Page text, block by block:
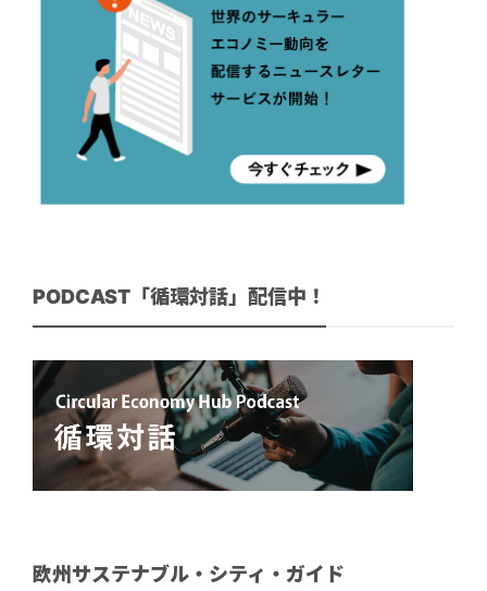
PODCAST「循環対話」配信中！
欧州サステナブル・シティ・ガイド